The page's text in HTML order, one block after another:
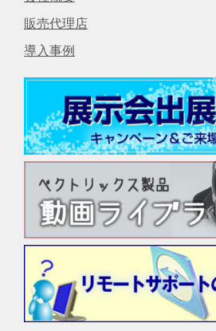
2013年11月30日以前に販売
属提供しておりましたソフ
キュー」は Windows10の
しておりません。 サポート
ので…[…]
PC を
トする時の注意
テレメジャーやPCトルク
しているPCのOSを
した場合、 ドライバを
必要があります。 また、
「QC
販売代理店
導入事例